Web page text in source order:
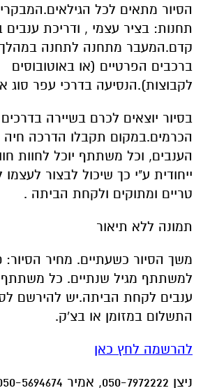
הסיור מתאים לכל
תחנות: בציר עצמי , ודריכת ענבים
קדם.המעבר מתחנה לתחנה במהלך
ברכבים הפרטיים (או באוטובוסים
לקבוצות).הנסיעה בדרכי עפר סוג
בסיור יוצאים לכרם בשיירה בדרכים
הכרמים.במקום תקבלו הדרכה חיה
הענבים, וכל משתתף יוכל לחוות
ייחודית ע"י כך שיכול לבצור
טריים ומתוקים ולקחת הביתה .
למשתתף מגיל שנתיים. כל
ענבים לקחת הביתה.יש להירשם
התשלום במזומן או בצ'ק.
להרשמה לחץ כאן
ניצן 050-7972222, אמיר 050-5694674